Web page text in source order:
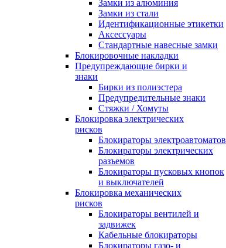
Замки из алюминия
Замки из стали
Идентификационные этикетки
Аксессуары
Стандартные навесные замки
Блокировочные накладки
Предупреждающие бирки и
знаки
Бирки из полиэстера
Предупредительные знаки
Стяжки / Хомуты
Блокировка электрических
рисков
Блокираторы электроавтоматов
Блокираторы электрических
разъемов
Блокираторы пусковых кнопок
и выключателей
Блокировка механических
рисков
Блокираторы вентилей и
задвижек
Кабельные блокираторы
Блокираторы газо- и